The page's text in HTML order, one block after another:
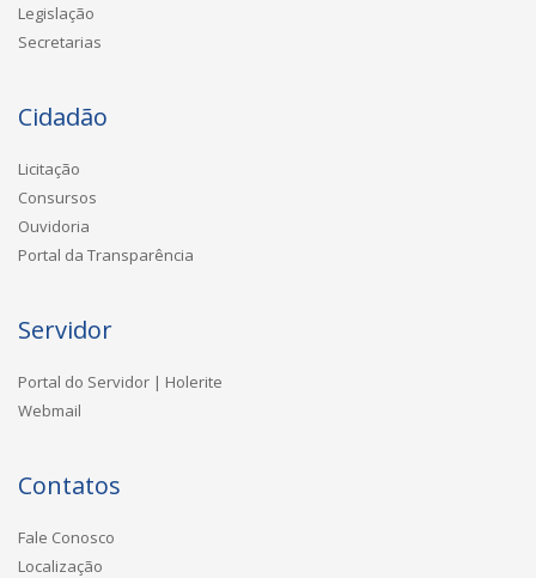
Legislação
Secretarias
Cidadão
Licitação
Consursos
Ouvidoria
Portal da Transparência
Servidor
Portal do Servidor | Holerite
Webmail
Contatos
Fale Conosco
Localização